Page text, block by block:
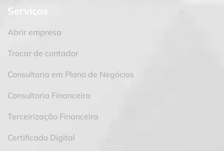
Serviços
Abrir empresa
Trocar de contador
Consultoria em Plano de Negócios
Consultoria Financeira
Terceirização Financeira
Certificado Digital